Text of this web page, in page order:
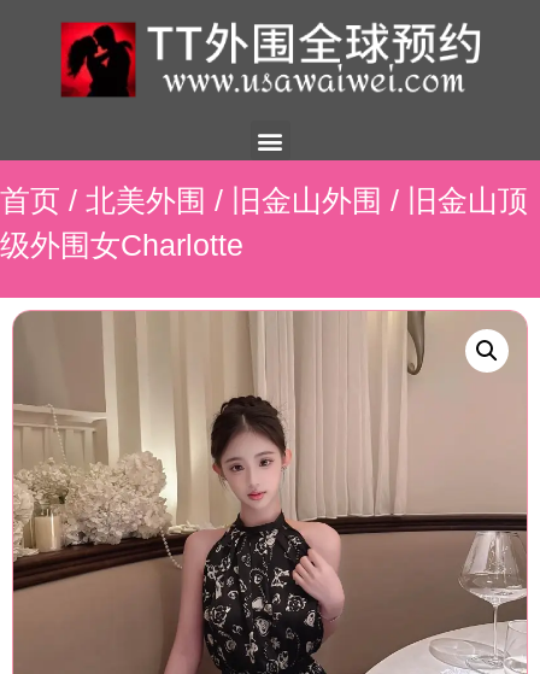
首页 / 北美外围 / 旧金山外围 / 旧金山顶
级外围女Charlotte